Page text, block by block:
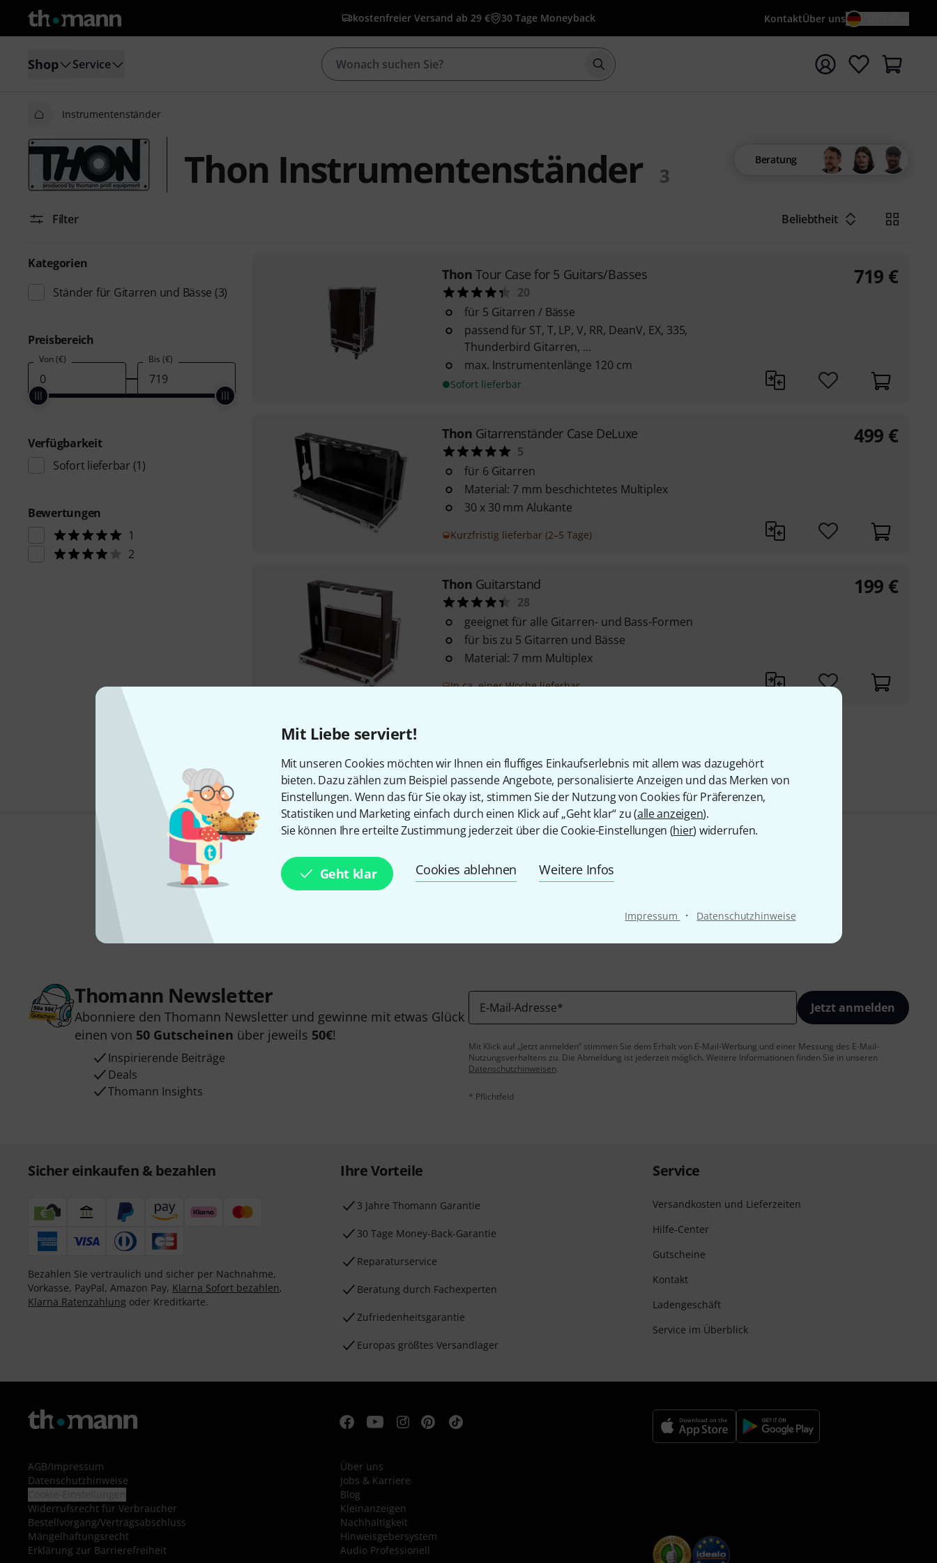
Mit Liebe serviert!
Mit unseren Cookies möchten wir Ihnen ein fluffiges Einkaufserlebnis mit allem was dazugehört
bieten. Dazu zählen zum Beispiel passende Angebote, personalisierte Anzeigen und das Merken von
Einstellungen. Wenn das für Sie okay ist, stimmen Sie der Nutzung von Cookies für Präferenzen,
Statistiken und Marketing einfach durch einen Klick auf „Geht klar“ zu (alle anzeigen).
Sie können Ihre erteilte Zustimmung jederzeit über die Cookie-Einstellungen (hier) widerrufen.
Geht klar Cookies ablehnen Weitere Infos
Impressum · Datenschutzhinweise
kostenfreier Versand ab 29 € 30 Tage Moneyback KontaktÜber uns
Shop Service Suche mit Suchwort {searchTerm} starten
Instrumentenständer
Thon Instrumentenständer 3
Beratung
Filter Beliebtheit
Kategorien
Ständer für Gitarren und Bässe (3)
Preisbereich
Von (€) Bis (€)
Verfügbarkeit
Sofort lieferbar (1)
Bewertungen
1
2
Thon Tour Case for 5 Guitars/Basses
20
für 5 Gitarren / Bässe
passend für ST, T, LP, V, RR, DeanV, EX, 335,
Thunderbird Gitarren, ...
max. Instrumentenlänge 120 cm
Sofort lieferbar
719 €
Thon Gitarrenständer Case DeLuxe
5
für 6 Gitarren
Material: 7 mm beschichtetes Multiplex
30 x 30 mm Alukante
Kurzfristig lieferbar (2–5 Tage)
499 €
Thon Guitarstand
28
geeignet für alle Gitarren- und Bass-Formen
für bis zu 5 Gitarren und Bässe
Material: 7 mm Multiplex
In ca. einer Woche lieferbar
199 €
Alle Preise inkl. MwSt.
Thomann Newsletter
Abonniere den Thomann Newsletter und gewinne mit etwas Glück
einen von 50 Gutscheinen über jeweils 50€!
Inspirierende Beiträge
Deals
Thomann Insights
E-Mail-Adresse* Jetzt anmelden
Mit Klick auf „Jetzt anmelden“ stimmen Sie dem Erhalt von E-Mail-Werbung und einer Messung des E-Mail-
Nutzungsverhaltens zu. Die Abmeldung ist jederzeit möglich. Weitere Informationen finden Sie in unseren
Datenschutzhinweisen.
* Pflichtfeld
Sicher einkaufen & bezahlen
Bezahlen Sie vertraulich und sicher per Nachnahme,
Vorkasse, PayPal, Amazon Pay, Klarna Sofort bezahlen,
Klarna Ratenzahlung oder Kreditkarte.
Ihre Vorteile
3 Jahre Thomann Garantie
30 Tage Money-Back-Garantie
Reparaturservice
Beratung durch Fachexperten
Zufriedenheitsgarantie
Europas größtes Versandlager
Service
Versandkosten und Lieferzeiten
Hilfe-Center
Gutscheine
Kontakt
Ladengeschäft
Service im Überblick
AGB/Impressum
Datenschutzhinweise
Widerrufsrecht für Verbraucher
Bestellvorgang/Vertragsabschluss
Mängelhaftungsrecht
Erklärung zur Barrierefreiheit
Über uns
Jobs & Karriere
Blog
Kleinanzeigen
Nachhaltigkeit
Hinweisgebersystem
Audio Professionell